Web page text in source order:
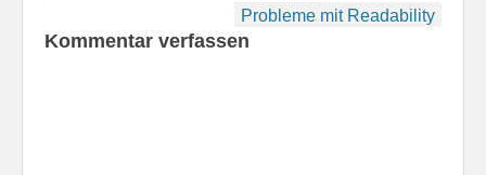
Probleme mit Readability
Kommentar verfassen